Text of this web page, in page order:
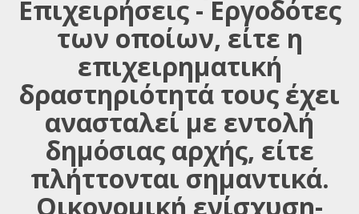
Επιχειρήσεις - Εργοδότες
των οποίων, είτε η
επιχειρηματική
δραστηριότητά τους έχει
ανασταλεί με εντολή
δημόσιας αρχής, είτε
πλήττονται σημαντικά.
Οικονομική ενίσχυση-